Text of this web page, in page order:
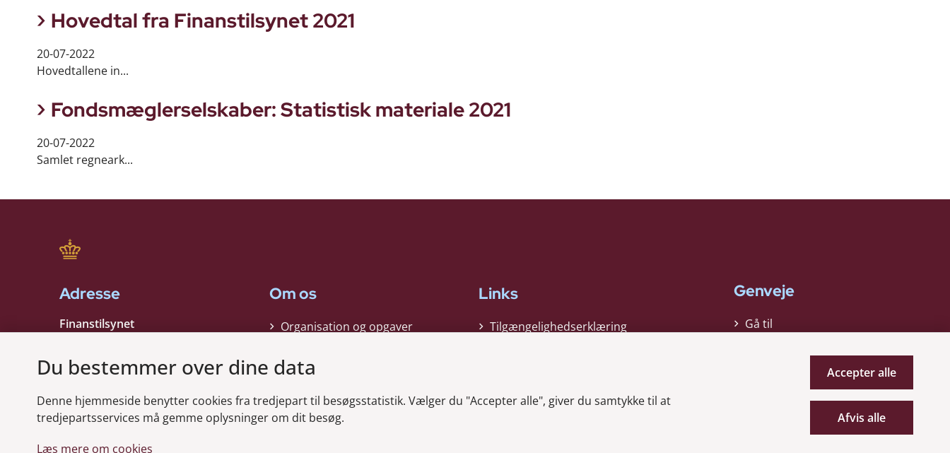
Hovedtal fra Finanstilsynet 2021
20-07-2022
Hovedtallene in...
Fondsmæglerselskaber: Statistisk materiale 2021
20-07-2022
Samlet regneark...
Adresse
Finanstilsynet
1401 København K
CVR nummer:10598184
Om os
Organisation og opgaver
Kontakt
Modtag nyheder
Links
Tilgængelighedserklæring
Whistleblower
Genveje
Gå til
Du bestemmer over dine data
Denne hjemmeside benytter cookies fra tredjepart til besøgsstatistik. Vælger du "Accepter alle", giver du samtykke til at
tredjepartsservices må gemme oplysninger om dit besøg.
Læs mere om cookies
Accepter alle
Afvis alle